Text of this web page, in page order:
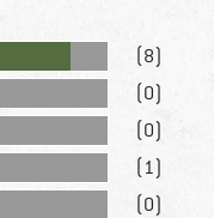
(8)
(0)
(0)
(1)
(0)